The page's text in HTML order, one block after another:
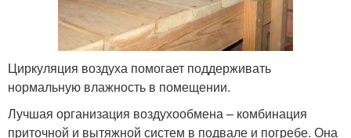
Циркуляция воздуха помогает поддерживать
нормальную влажность в помещении.
Лучшая организация воздухообмена – комбинация
приточной и вытяжной систем в подвале и погребе. Она